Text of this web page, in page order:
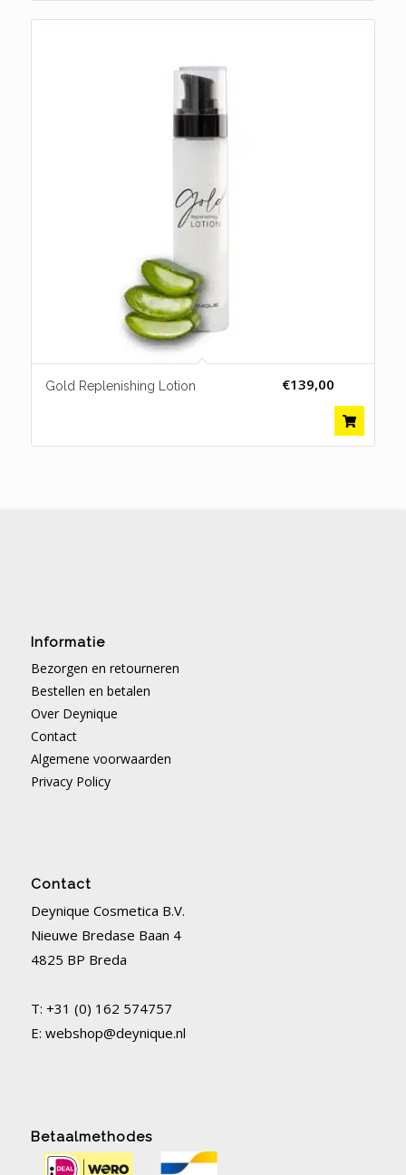
Gold Replenishing Lotion €139,00
Informatie
Bezorgen en retourneren
Bestellen en betalen
Over Deynique
Contact
Algemene voorwaarden
Privacy Policy
Contact
Deynique Cosmetica B.V.
Nieuwe Bredase Baan 4
4825 BP Breda
T: +31 (0) 162 574757
E: webshop@deynique.nl
Betaalmethodes